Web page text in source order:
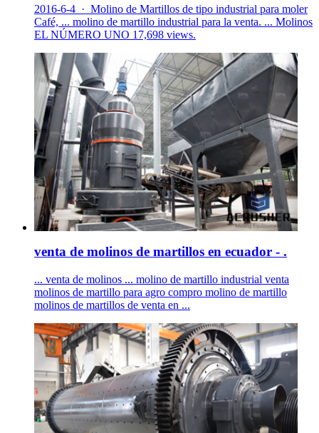
2016-6-4 · Molino de Martillos de tipo industrial para moler
Café, ... molino de martillo industrial para la venta. ... Molinos
EL NÚMERO UNO 17,698 views.
venta de molinos de martillos en ecuador - .
... venta de molinos ... molino de martillo industrial venta
molinos de martillo para agro compro molino de martillo
molinos de martillos de venta en ...